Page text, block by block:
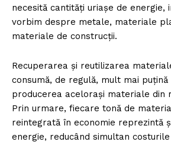
necesită cantități uriașe de energie,
vorbim despre metale, materiale
materiale de construcții.
Recuperarea și reutilizarea
consumă, de regulă, mult mai
producerea acelorași materiale din
Prin urmare, fiecare tonă de
reintegrată în economie reprezintă
energie, reducând simultan